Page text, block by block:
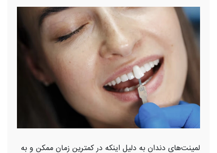
لمینت‌های دندان به دلیل اینکه در کمترین زمان ممکن و به